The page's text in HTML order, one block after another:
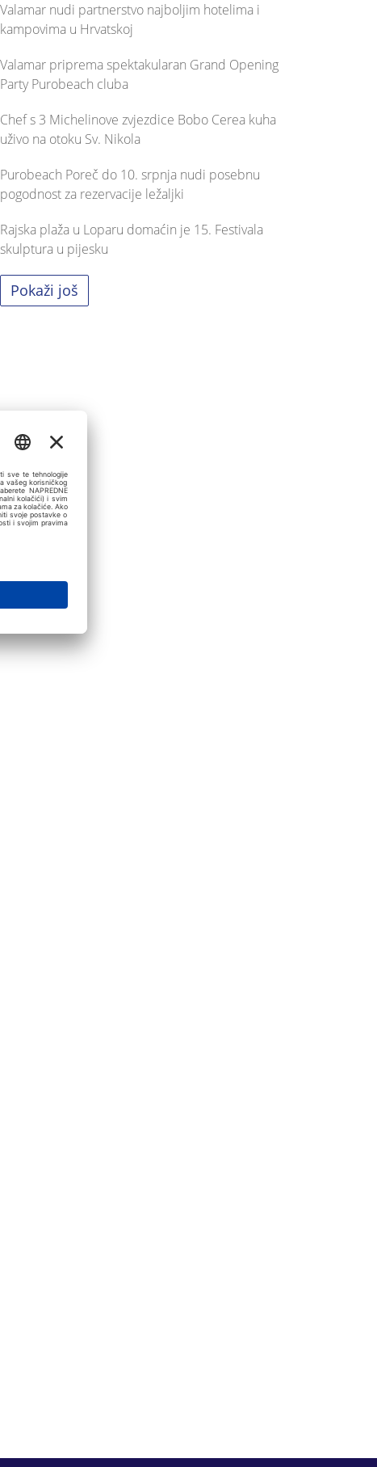
Valamar nudi partnerstvo najboljim hotelima i
kampovima u Hrvatskoj
Valamar priprema spektakularan Grand Opening
Party Purobeach cluba
Chef s 3 Michelinove zvjezdice Bobo Cerea kuha
uživo na otoku Sv. Nikola
Purobeach Poreč do 10. srpnja nudi posebnu
pogodnost za rezervacije ležaljki
Rajska plaža u Loparu domaćin je 15. Festivala
skulptura u pijesku
Pokaži još